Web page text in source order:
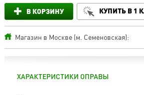
В КОРЗИНУ КУПИТЬ В 1
Магазин в Москве (м. Семеновская):
ХАРАКТЕРИСТИКИ ОПРАВЫ